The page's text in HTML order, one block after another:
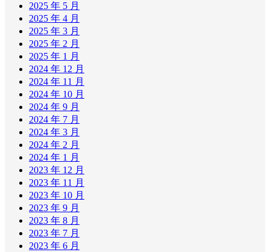
2025 年 5 月
2025 年 4 月
2025 年 3 月
2025 年 2 月
2025 年 1 月
2024 年 12 月
2024 年 11 月
2024 年 10 月
2024 年 9 月
2024 年 7 月
2024 年 3 月
2024 年 2 月
2024 年 1 月
2023 年 12 月
2023 年 11 月
2023 年 10 月
2023 年 9 月
2023 年 8 月
2023 年 7 月
2023 年 6 月